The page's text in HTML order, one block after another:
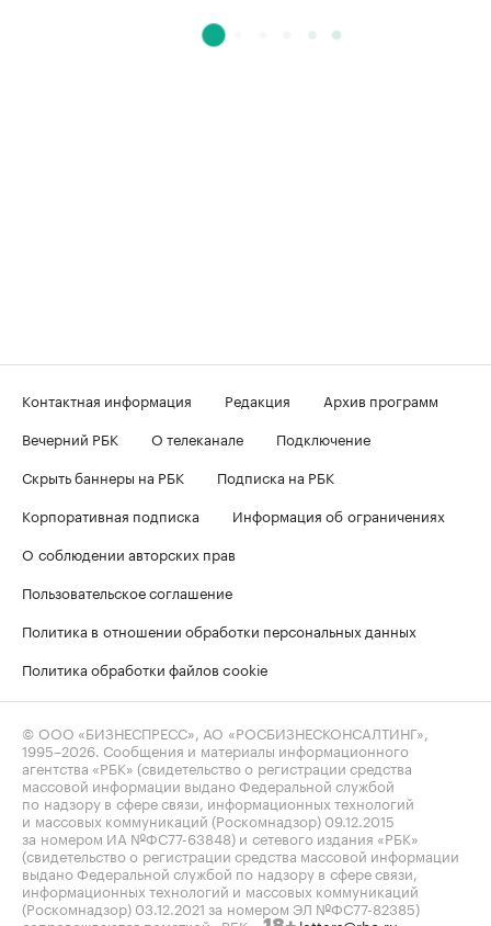
Контактная информация Редакция
Архив программ
Вечерний РБК
О телеканале
Подключение
Скрыть баннеры на РБК
Подписка на РБК
Корпоративная подписка
Информация об ограничениях
О соблюдении авторских прав
Пользовательское соглашение
Политика в отношении обработки персональных данных
Политика обработки файлов cookie
© ООО «БИЗНЕСПРЕСС», АО «РОСБИЗНЕСКОНСАЛТИНГ»,
1995–2026 . Сообщения и материалы информационного
агентства «РБК» (свидетельство о регистрации средства
массовой информации выдано Федеральной службой
по надзору в сфере связи, информационных технологий
и массовых коммуникаций (Роскомнадзор) 09.12.2015
за номером ИА №ФС77-63848) и сетевого издания «РБК»
(свидетельство о регистрации средства массовой информации
выдано Федеральной службой по надзору в сфере связи,
информационных технологий и массовых коммуникаций
(Роскомнадзор) 03.12.2021 за номером ЭЛ №ФС77-82385)